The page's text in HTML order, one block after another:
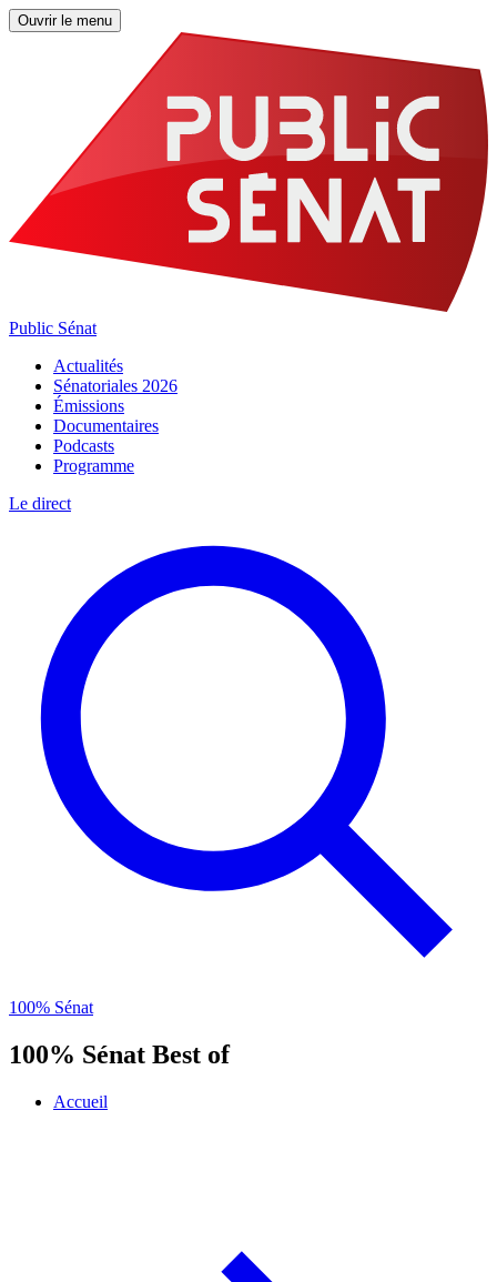
Ouvrir le menu
Public Sénat
Actualités
Sénatoriales 2026
Émissions
Documentaires
Podcasts
Programme
Le direct
100% Sénat
100% Sénat Best of
Accueil